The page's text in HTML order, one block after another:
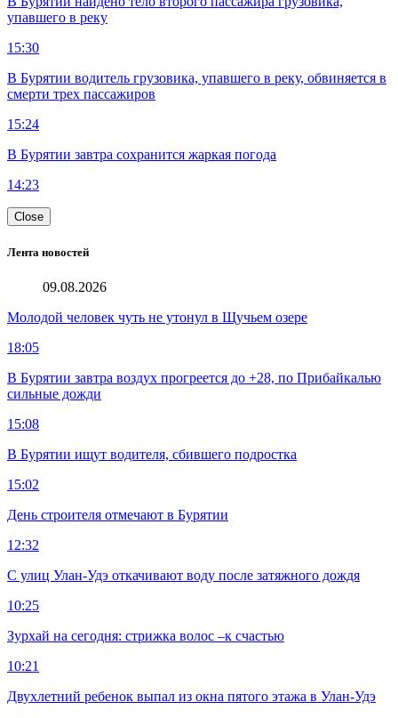
упавшего в реку
15:30
В Бурятии водитель грузовика, упавшего в реку, обвиняется в
смерти трех пассажиров
15:24
В Бурятии завтра сохранится жаркая погода
14:23
Close
Лента новостей
09.08.2026
Молодой человек чуть не утонул в Щучьем озере
18:05
В Бурятии завтра воздух прогреется до +28, по Прибайкалью
сильные дожди
15:08
В Бурятии ищут водителя, сбившего подростка
15:02
День строителя отмечают в Бурятии
12:32
С улиц Улан-Удэ откачивают воду после затяжного дождя
10:25
Зурхай на сегодня: стрижка волос –к счастью
10:21
Двухлетний ребенок выпал из окна пятого этажа в Улан-Удэ